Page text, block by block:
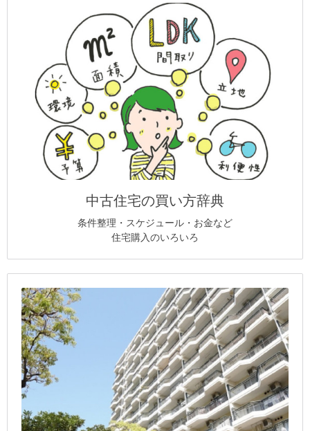
中古住宅の買い方辞典
条件整理・スケジュール・お金など
住宅購入のいろいろ